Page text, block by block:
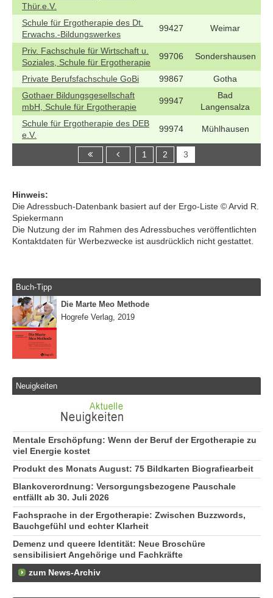
Thür.e.V.
Schule für Ergotherapie des Dt.
Erwachs.-Bildungswerkes
99427 Weimar
Priv. Fachschule für Wirtschaft u.
Soziales, Schule für Ergotherapie
99706 Sondershausen
Private Berufsfachschule GoBi 99867
Gotha
Gothaer Bildungsgesellschaft
mbH, Schule für Ergotherapie
99947
Bad
Langensalza
Schule für Ergotherapie des DEB
e.V.
99974 Mühlhausen
1 2 3
Hinweis:
Die Adressbuch-Datenbank basiert auf der Ergo-Liste © Arvid R.
Spiekermann
Die Nutzung der im Rahmen des Adressbuches veröffentlichten
Kontaktdaten für Werbezwecke ist ausdrücklich nicht gestattet.
Buch-Tipp
Die Marte Meo Methode
Hogrefe Verlag, 2019
Neuigkeiten
Mentale Erschöpfung: Wenn der Beruf der Ergotherapie zu
viel Energie kostet
Produkt des Monats August: 75 Bildkarten Biografiearbeit
Blankoverordnung: Versorgungsbezogene Pauschale
entfällt ab 30. Juli 2026
Fachsprache in der Ergotherapie: Zwischen Buzzwords,
Bauchgefühl und echter Klarheit
Demenz und queere Identität: Neue Broschüre
sensibilisiert Angehörige und Fachkräfte
zum News-Archiv